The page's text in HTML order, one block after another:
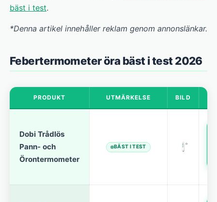
bäst i test.
*Denna artikel innehåller reklam genom annonslänkar.
Febertermometer öra bäst i test 2026
PRODUKT UTMÄRKELSE BILD
Dobi Trådlös
Pann- och
Örontermometer
BÄST I TEST